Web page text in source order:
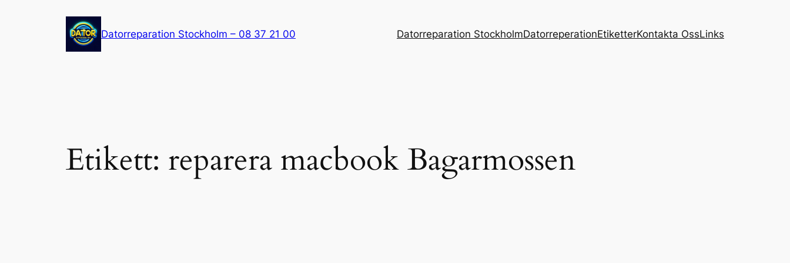
Datorreparation Stockholm – 08 37 21 00 Datorreparation StockholmDatorreperationEtiketterKontakta OssLinks
Etikett: reparera macbook Bagarmossen